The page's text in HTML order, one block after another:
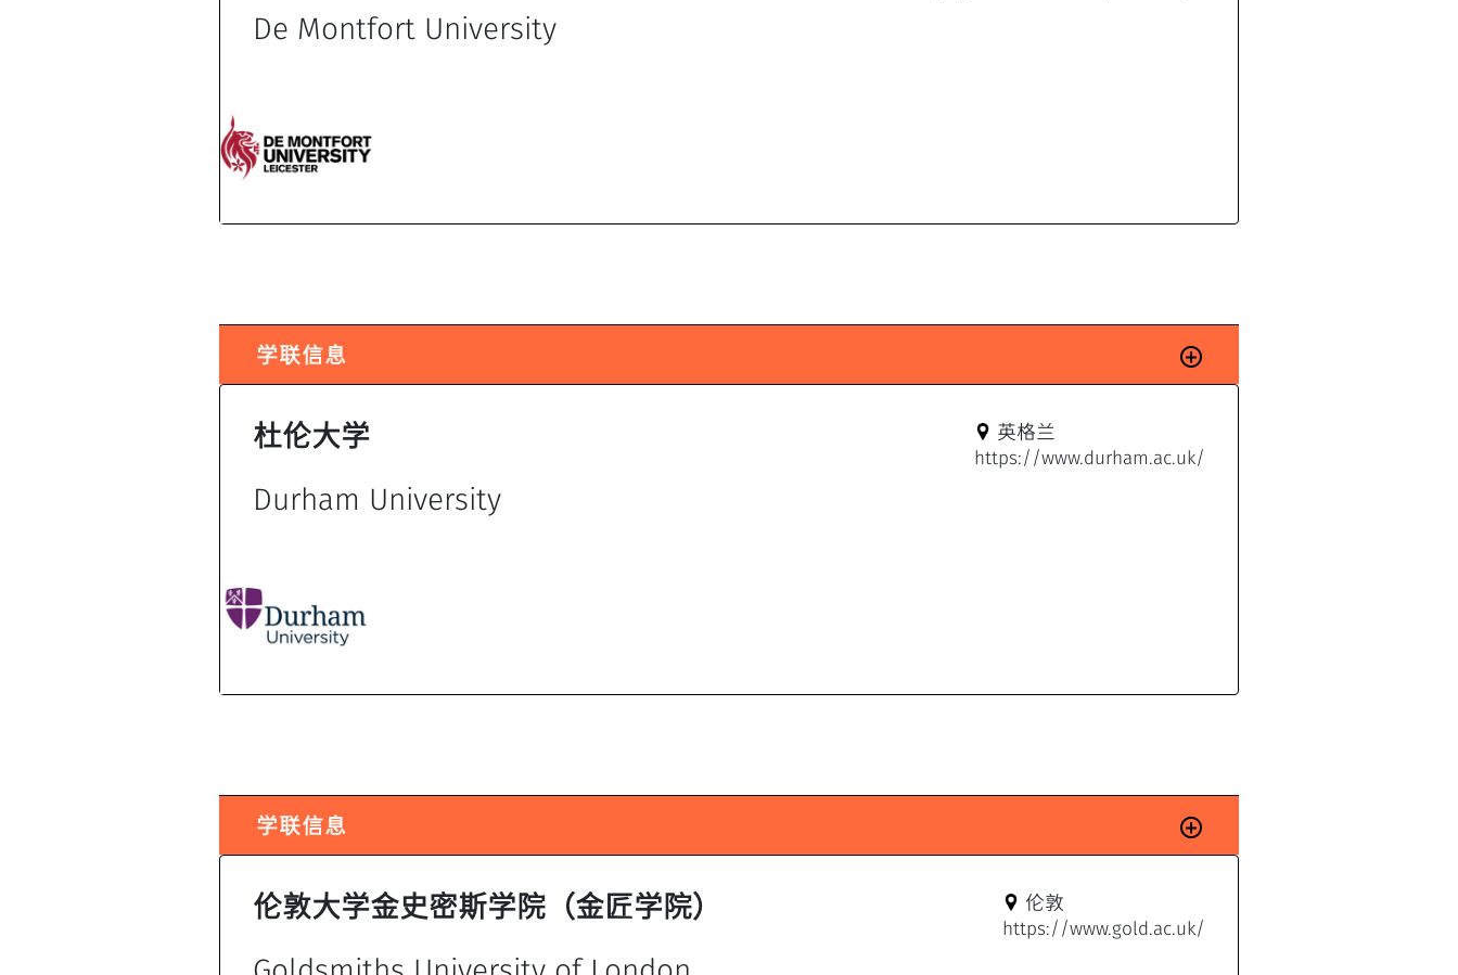
De Montfort University
学联信息
杜伦大学
Durham University
英格兰
https://www.durham.ac.uk/
学联信息
伦敦大学金史密斯学院（金匠学院） 伦敦
https://www.gold.ac.uk/